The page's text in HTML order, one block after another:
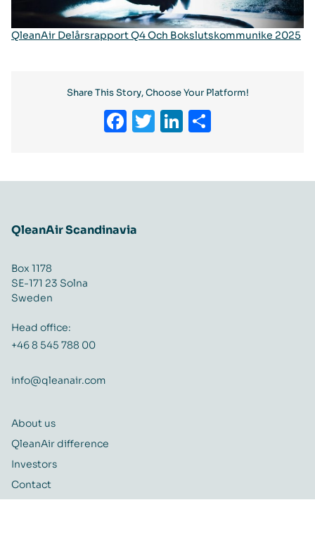
QleanAir Delårsrapport Q4 Och Bokslutskommunike 2025
Share This Story, Choose Your Platform!
Facebook
Twitter
LinkedIn
QleanAir Scandinavia
Box 1178
SE-171 23 Solna
Sweden
Head office:
+46 8 545 788 00
info@qleanair.com
About us
QleanAir difference
Investors
Contact